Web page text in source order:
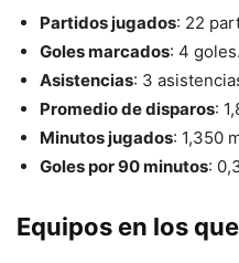
Partidos jugados: 22
Goles marcados: 4 goles.
Asistencias: 3
Promedio de disparos:
Minutos jugados: 1,350
Goles por 90 minutos:
Equipos en los